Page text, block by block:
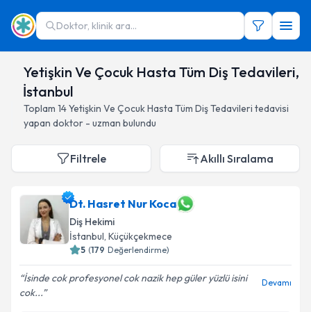
Doktor, klinik ara...
Yetişkin Ve Çocuk Hasta Tüm Diş Tedavileri,
İstanbul
Toplam 14Yetişkin Ve Çocuk Hasta Tüm Diş Tedavileri tedavisi
yapan doktor - uzman bulundu
Filtrele Akıllı Sıralama
Dt. Hasret Nur Koca
Diş Hekimi
İstanbul, Küçükçekmece
5 (179 Değerlendirme)
İsinde cok profesyonel cok nazik hep güler yüzlü isini
cok...
Devamı